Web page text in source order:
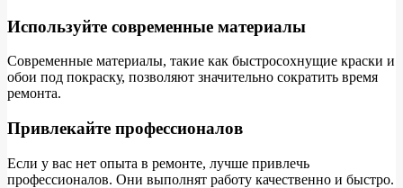
Используйте современные материалы
Современные материалы, такие как быстросохнущие краски и
обои под покраску, позволяют значительно сократить время
ремонта.
Привлекайте профессионалов
Если у вас нет опыта в ремонте, лучше привлечь
профессионалов. Они выполнят работу качественно и быстро.